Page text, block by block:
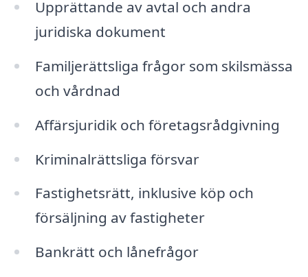
Upprättande av avtal och andra
juridiska dokument
Familjerättsliga frågor som skilsmässa
och vårdnad
Affärsjuridik och företagsrådgivning
Kriminalrättsliga försvar
Fastighetsrätt, inklusive köp och
försäljning av fastigheter
Bankrätt och lånefrågor